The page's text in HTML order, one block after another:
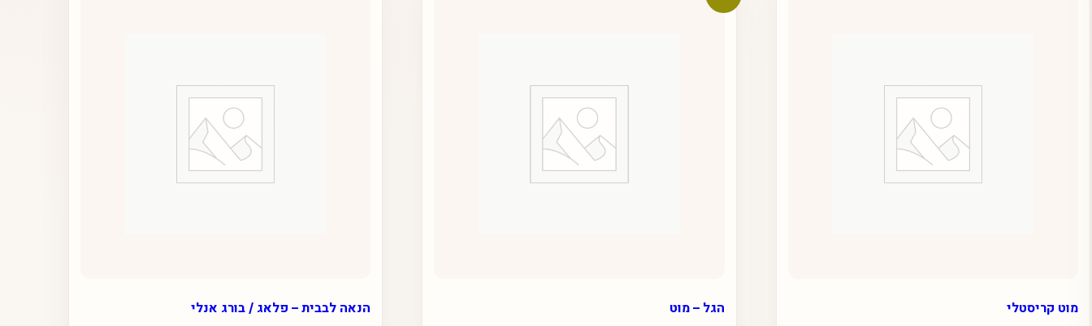
הנאה לבבית – פלאג / בורג אנלי הגל – מוט מוט קריסטלי